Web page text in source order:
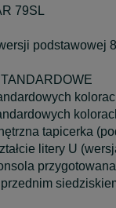
79SL
podstawowej
tapicerka
litery U